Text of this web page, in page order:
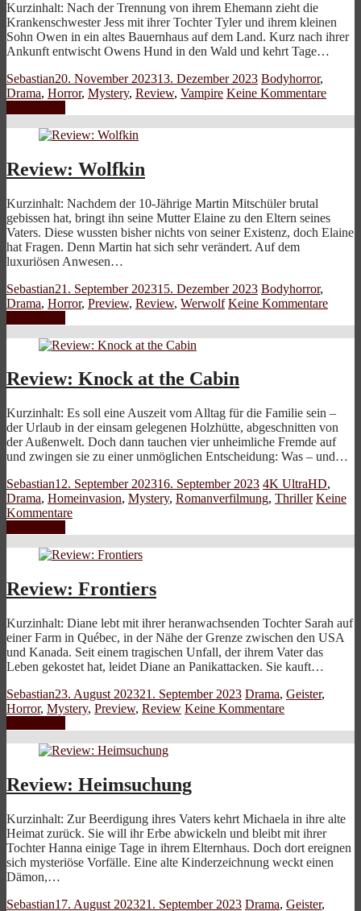
Kurzinhalt: Nach der Trennung von ihrem Ehemann zieht die
Krankenschwester Jess mit ihrer Tochter Tyler und ihrem kleinen
Sohn Owen in ein altes Bauernhaus auf dem Land. Kurz nach ihrer
Ankunft entwischt Owens Hund in den Wald und kehrt Tage…
Sebastian20. November 202313. Dezember 2023 Bodyhorror,
Drama, Horror, Mystery, Review, Vampire Keine Kommentare
Review: Wolfkin
Kurzinhalt: Nachdem der 10-Jährige Martin Mitschüler brutal
gebissen hat, bringt ihn seine Mutter Elaine zu den Eltern seines
Vaters. Diese wussten bisher nichts von seiner Existenz, doch Elaine
hat Fragen. Denn Martin hat sich sehr verändert. Auf dem
luxuriösen Anwesen…
Sebastian21. September 202315. Dezember 2023 Bodyhorror,
Drama, Horror, Preview, Review, Werwolf Keine Kommentare
Review: Knock at the Cabin
Kurzinhalt: Es soll eine Auszeit vom Alltag für die Familie sein –
der Urlaub in der einsam gelegenen Holzhütte, abgeschnitten von
der Außenwelt. Doch dann tauchen vier unheimliche Fremde auf
und zwingen sie zu einer unmöglichen Entscheidung: Was – und…
Sebastian12. September 202316. September 2023 4K UltraHD,
Drama, Homeinvasion, Mystery, Romanverfilmung, Thriller Keine
Kommentare
Review: Frontiers
Kurzinhalt: Diane lebt mit ihrer heranwachsenden Tochter Sarah auf
einer Farm in Québec, in der Nähe der Grenze zwischen den USA
und Kanada. Seit einem tragischen Unfall, der ihrem Vater das
Leben gekostet hat, leidet Diane an Panikattacken. Sie kauft…
Sebastian23. August 202321. September 2023 Drama, Geister,
Horror, Mystery, Preview, Review Keine Kommentare
Review: Heimsuchung
Kurzinhalt: Zur Beerdigung ihres Vaters kehrt Michaela in ihre alte
Heimat zurück. Sie will ihr Erbe abwickeln und bleibt mit ihrer
Tochter Hanna einige Tage in ihrem Elternhaus. Doch dort ereignen
sich mysteriöse Vorfälle. Eine alte Kinderzeichnung weckt einen
Dämon,…
Sebastian17. August 202321. September 2023 Drama, Geister,